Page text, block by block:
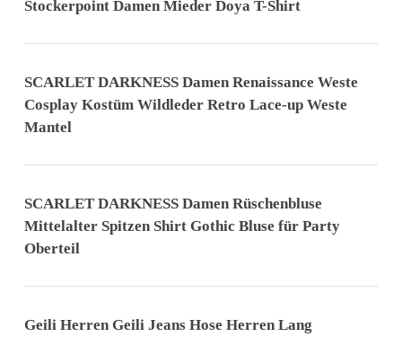
Stockerpoint Damen Mieder Doya T-Shirt
SCARLET DARKNESS Damen Renaissance Weste
Cosplay Kostüm Wildleder Retro Lace-up Weste
Mantel
SCARLET DARKNESS Damen Rüschenbluse
Mittelalter Spitzen Shirt Gothic Bluse für Party
Oberteil
Geili Herren Geili Jeans Hose Herren Lang